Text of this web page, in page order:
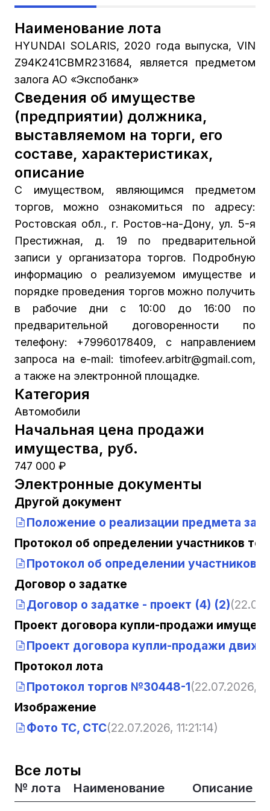
Наименование лота
HYUNDAI SOLARIS, 2020 года выпуска, VIN
Z94K241CBMR231684, является предметом
залога АО «Экспобанк»
Сведения об имуществе
(предприятии) должника,
выставляемом на торги, его
составе, характеристиках,
описание
С имуществом, являющимся предметом
торгов, можно ознакомиться по адресу:
Ростовская обл., г. Ростов-на-Дону, ул. 5-я
Престижная, д. 19 по предварительной
записи у организатора торгов. Подробную
информацию о реализуемом имуществе и
порядке проведения торгов можно получить
в рабочие дни с 10:00 до 16:00 по
предварительной договоренности по
телефону: +79960178409, с направлением
запроса на е-mail: timofeev.arbitr@gmail.com,
а также на электронной площадке.
Категория
Автомобили
Начальная цена продажи
имущества, руб.
747 000 ₽
Электронные документы
Другой документ
Положение о реализации предмета
Протокол об определении участников
Протокол об определении участников
Договор о задатке
Договор о задатке - проект (4) (2)
Проект договора купли-продажи
Проект договора купли-продажи
Протокол лота
Протокол торгов №30448-1(22.07.2026,
Изображение
Фото ТС, СТС(22.07.2026, 11:21:14)
Все лоты
№ лота Наименование Описание